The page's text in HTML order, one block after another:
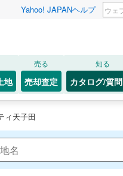
Yahoo! JAPANヘルプ
地
売る
売却査定
知る
カタログ/質問
ィ天子田